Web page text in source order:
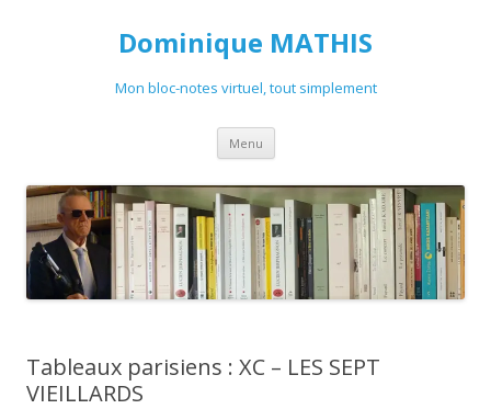
Dominique MATHIS
Mon bloc-notes virtuel, tout simplement
Menu Aller
contenu
Tableaux parisiens : XC – LES SEPT
VIEILLARDS